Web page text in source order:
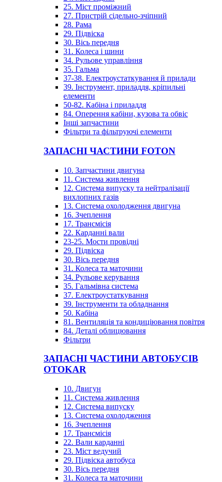
25. Міст проміжний
27. Пристрій сідельно-зчіпний
28. Рама
29. Підвіска
30. Вісь передня
31. Колеса і шини
34. Рульове управління
35. Гальма
37-38. Електроустаткування й прилади
39. Інструмент, приладдя, кріпильні
елементи
50-82. Кабіна і приладдя
84. Оперення кабіни, кузова та обвіс
Інші запчастини
Фільтри та фільтруючі елементи
ЗАПАСНІ ЧАСТИНИ FOTON
10. Запчастини двигуна
11. Система живлення
12. Система випуску та нейтралізації
вихлопних газів
13. Система охолодження двигуна
16. Зчеплення
17. Трансмісія
22. Карданні вали
23-25. Мости провідні
29. Підвіска
30. Вісь передня
31. Колеса та маточини
34. Рульове керування
35. Гальмівна система
37. Електроустаткування
39. Інструменти та обладнання
50. Кабіна
81. Вентиляція та кондиціювання повітря
84. Деталі облицювання
Фільтри
ЗАПАСНІ ЧАСТИНИ АВТОБУСІВ
OTOKAR
10. Двигун
11. Система живлення
12. Система випуску
13. Система охолодження
16. Зчеплення
17. Трансмісія
22. Вали карданні
23. Міст ведучий
29. Підвіска автобуса
30. Вісь передня
31. Колеса та маточини